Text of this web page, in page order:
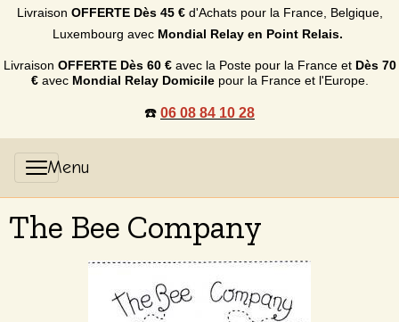
Livraison OFFERTE Dès 45 €d'Achats pour la France, Belgique,
Luxembourg avec Mondial Relay en Point Relais.
Livraison OFFERTE Dès 60 €avec la Poste pour la France et Dès 70
€avec Mondial Relay Domicilepour la France et l'Europe.
☎️ 06 08 84 10 28
The Bee Company